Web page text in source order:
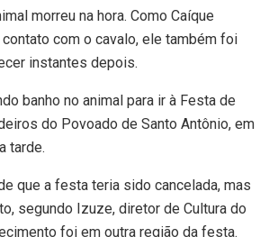
morreu na hora. Como Caíque
com o cavalo, ele também foi
instantes depois.
banho no animal para ir à Festa de
do Povoado de Santo Antônio, em
tarde.
que a festa teria sido cancelada, mas
segundo Izuze, diretor de Cultura do
foi em outra região da festa.